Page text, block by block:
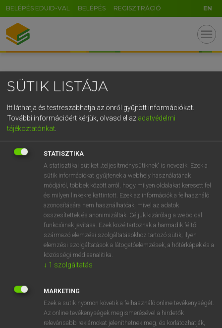
BELÉPÉS EDUID-VAL BELÉPÉS REGISZTRÁCIÓ EN
menu
OOOOPS!
SÜTIK LISTÁJA
Itt láthatja és testreszabhatja az önről gyűjtött információkat.
További információért kérjük, olvasd el az adatvédelmi
tájékoztatónkat
STATISZTIKA
A statisztikai sütiket „teljesítménysütiknek” is nevezik. Ezek a
sütik információkat gyűjtenek a webhely használatának
módjáról, többek között arról, hogy milyen oldalakat keresett fel
és milyen linkekre kattintott. Ezek az információk a felhasználó
azonosítására nem használhatóak, mivel az adatok
összesítettek és anonimizáltak. Céljuk kizárólag a weboldal
funkcióinak javítása. Ezek közé tartoznak a harmadik féltől
származó elemzési szolgáltatásokhoz tartozó sütik; ilyen
elemzési szolgáltatások a látogatóelemzések, a hőtérképek és a
közösségi médiaanalitika.
↓ 1 szolgáltatás
MARKETING
Ezek a sütik nyomon követik a felhasználó online tevékenységét.
Az online tevékenységek megismerésével a hirdetők
relevánsabb reklámokat jeleníthetnek meg, és korlátozhatják,
GR
5
g h k l
v b n m , . - AltGr